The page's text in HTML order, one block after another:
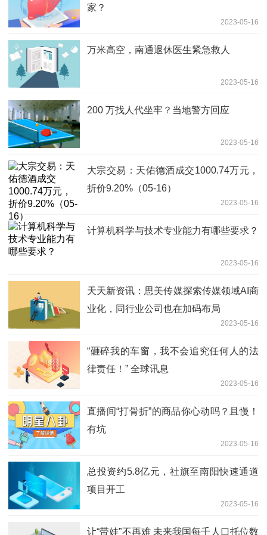
家？
2023-05-16
万米高空，南通退休医生紧急救人
2023-05-16
200 万找人代坐牢？当地警方回应
2023-05-16
大宗交易：天佑德酒成交1000.74万元，
折价9.20%（05-16）
2023-05-16
计算机科学与技术专业能力有哪些要求？
2023-05-16
天天新资讯：思美传媒探索传媒领域AI商
业化，同行业公司也在加码布局
2023-05-16
“砸碎我的车窗，我不会追究任何人的法
律责任！” 全球讯息
2023-05-16
直播间“打骨折”的商品你心动吗？且慢！
有坑
2023-05-16
总投资约5.8亿元，社旗至南阳快速通道
项目开工
2023-05-16
让“带娃”不再难 未来我国每千人口托位数